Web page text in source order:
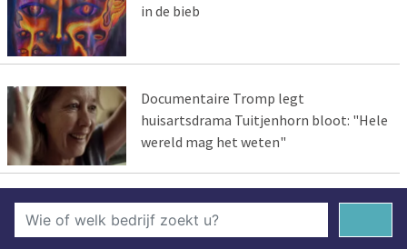
in de bieb
Documentaire Tromp legt
huisartsdrama Tuitjenhorn bloot: "Hele
wereld mag het weten"